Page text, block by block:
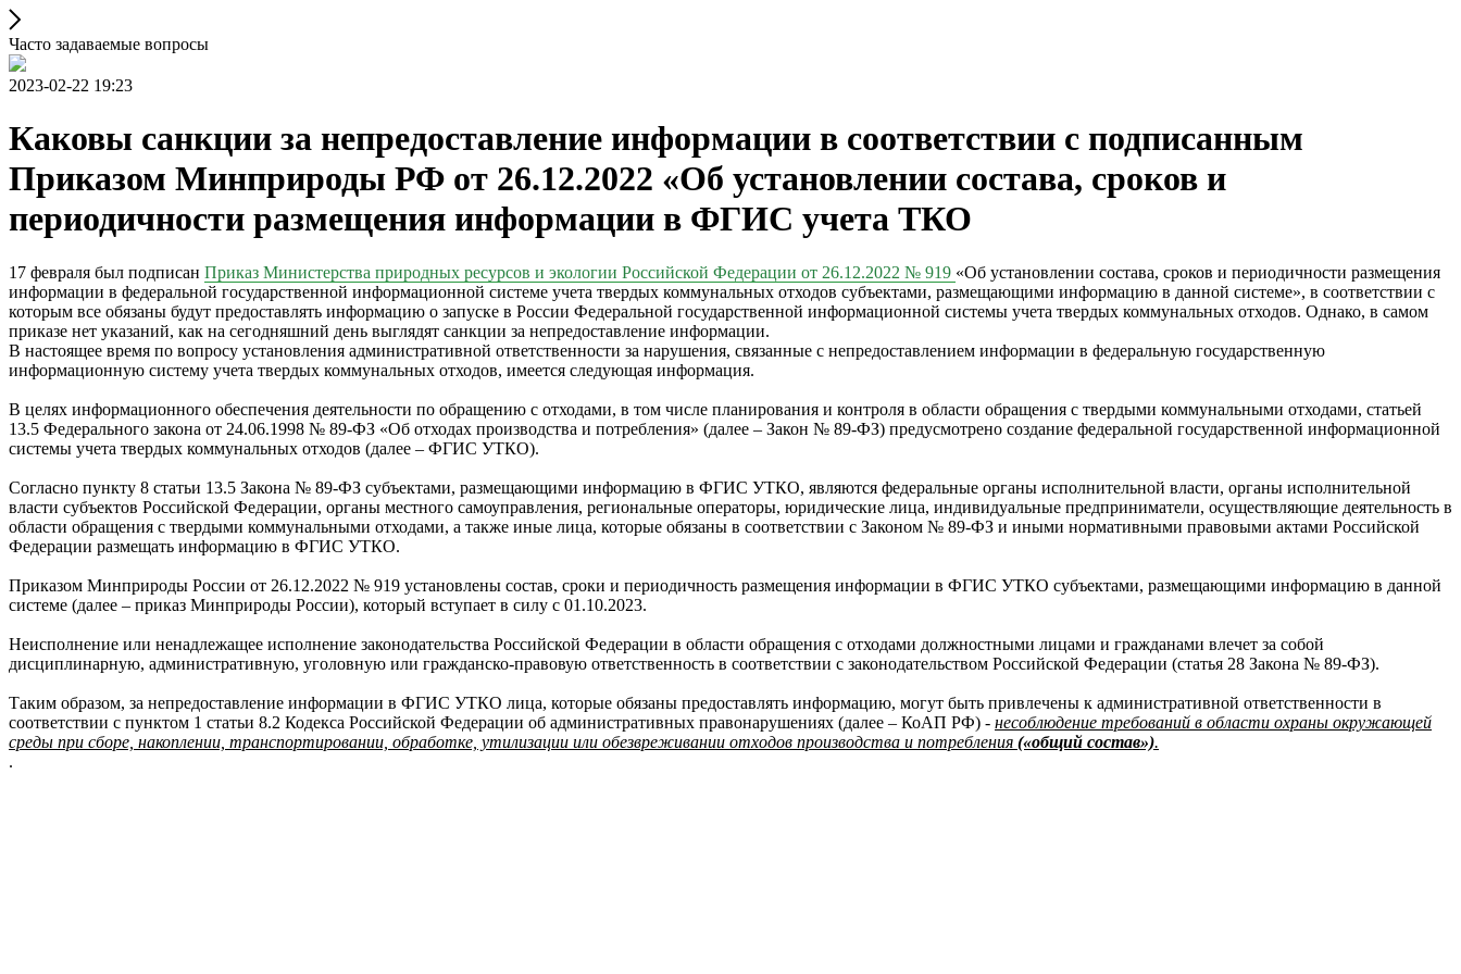
Часто задаваемые вопросы
2023-02-22 19:23
Каковы санкции за непредоставление информации в соответствии с подписанным
Приказом Минприроды РФ от 26.12.2022 «Об установлении состава, сроков и
периодичности размещения информации в ФГИС учета ТКО
17 февраля был подписан Приказ Министерства природных ресурсов и экологии Российской Федерации от 26.12.2022 № 919 «Об установлении состава, сроков и периодичности размещения
информации в федеральной государственной информационной системе учета твердых коммунальных отходов субъектами, размещающими информацию в данной системе», в соответствии с
которым все обязаны будут предоставлять информацию о запуске в России Федеральной государственной информационной системы учета твердых коммунальных отходов. Однако, в самом
приказе нет указаний, как на сегодняшний день выглядят санкции за непредоставление информации.
В настоящее время по вопросу установления административной ответственности за нарушения, связанные с непредоставлением информации в федеральную государственную
информационную систему учета твердых коммунальных отходов, имеется следующая информация.
В целях информационного обеспечения деятельности по обращению с отходами, в том числе планирования и контроля в области обращения с твердыми коммунальными отходами, статьей
13.5 Федерального закона от 24.06.1998 № 89-ФЗ «Об отходах производства и потребления» (далее – Закон № 89-ФЗ) предусмотрено создание федеральной государственной информационной
системы учета твердых коммунальных отходов (далее – ФГИС УТКО).
Согласно пункту 8 статьи 13.5 Закона № 89-ФЗ субъектами, размещающими информацию в ФГИС УТКО, являются федеральные органы исполнительной власти, органы исполнительной
власти субъектов Российской Федерации, органы местного самоуправления, региональные операторы, юридические лица, индивидуальные предприниматели, осуществляющие деятельность в
области обращения с твердыми коммунальными отходами, а также иные лица, которые обязаны в соответствии с Законом № 89-ФЗ и иными нормативными правовыми актами Российской
Федерации размещать информацию в ФГИС УТКО.
Приказом Минприроды России от 26.12.2022 № 919 установлены состав, сроки и периодичность размещения информации в ФГИС УТКО субъектами, размещающими информацию в данной
системе (далее – приказ Минприроды России), который вступает в силу с 01.10.2023.
Неисполнение или ненадлежащее исполнение законодательства Российской Федерации в области обращения с отходами должностными лицами и гражданами влечет за собой
дисциплинарную, административную, уголовную или гражданско-правовую ответственность в соответствии с законодательством Российской Федерации (статья 28 Закона № 89-ФЗ).
Таким образом, за непредоставление информации в ФГИС УТКО лица, которые обязаны предоставлять информацию, могут быть привлечены к административной ответственности в
соответствии с пунктом 1 статьи 8.2 Кодекса Российской Федерации об административных правонарушениях (далее – КоАП РФ) - несоблюдение требований в области охраны окружающей
среды при сборе, накоплении, транспортировании, обработке, утилизации или обезвреживании отходов производства и потребления («общий состав»).
.